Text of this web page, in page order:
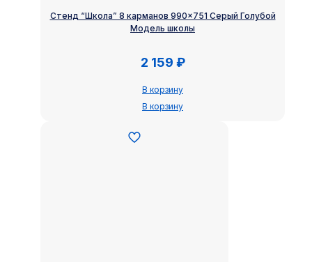
Стенд “Школа” 8 карманов 990×751 Серый Голубой
Модель школы
2 159 ₽
В корзину
В корзину